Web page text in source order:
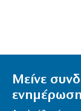
Μείνε